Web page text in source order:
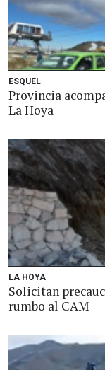
ESQUEL
Provincia
La Hoya
LA HOYA
Solicitan
rumbo al CAM